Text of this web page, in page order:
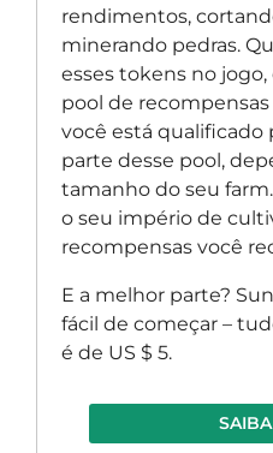
rendimentos,
minerando pedras.
esses tokens no jogo,
pool de recompensas
você está qualificado
parte desse pool,
tamanho do seu
o seu império de
recompensas você
E a melhor parte?
fácil de começar –
é de US $ 5.